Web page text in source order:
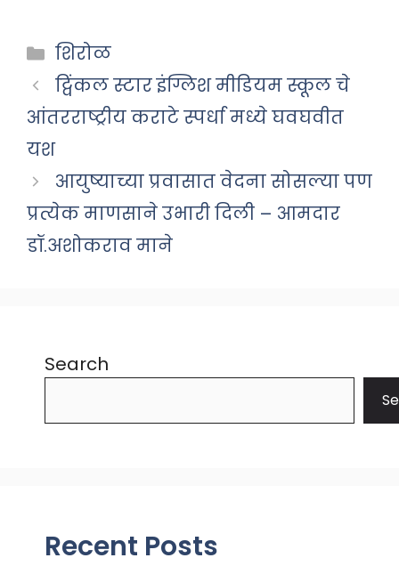
Categories
शिरोळ
ट्विंकल स्टार इंग्लिश मीडियम स्कूल चे
आंतरराष्ट्रीय कराटे स्पर्धा मध्ये घवघवीत
यश
आयुष्याच्या प्रवासात वेदना सोसल्या पण
प्रत्येक माणसाने उभारी दिली – आमदार
डॉ.अशोकराव माने
Search
Recent Posts